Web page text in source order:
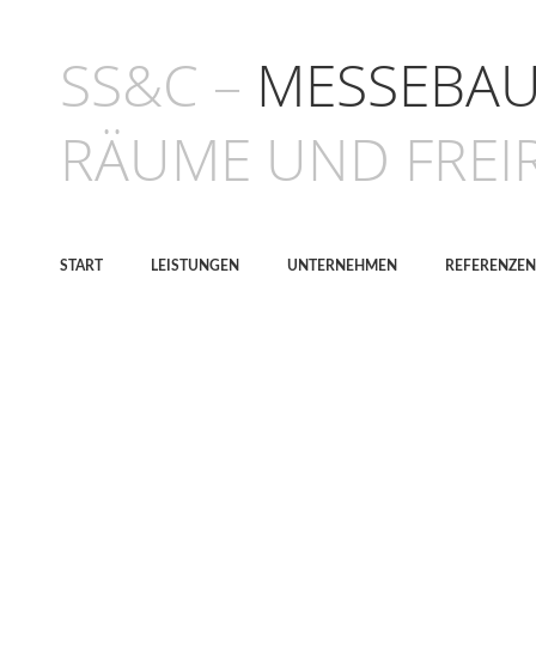
SS&C –
RÄUME UND
START LEISTUNGEN UNTERNEHMEN REFERENZEN